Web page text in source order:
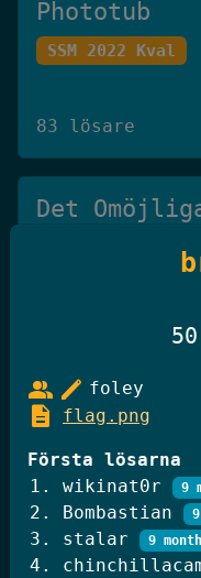
Phototub
SSM 2022 Kval
83 lösare
Det
Knäck Koden 2025
20 lösare
50
group edit foley
description flag.png
Första lösarna
wikinat0r
9
Bombastian
stalar 9